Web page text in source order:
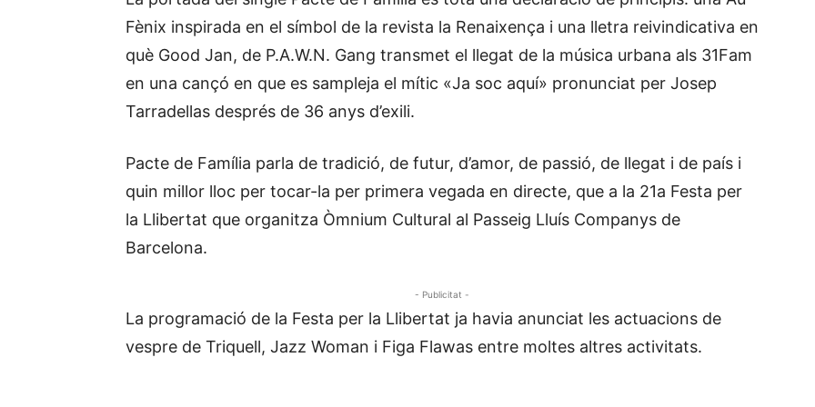
Fènix inspirada en el símbol de la revista la Renaixença i una lletra reivindicativa en
què Good Jan, de P.A.W.N. Gang transmet el llegat de la música urbana als 31Fam
en una cançó en que es sampleja el mític «Ja soc aquí» pronunciat per Josep
Tarradellas després de 36 anys d’exili.
Pacte de Família parla de tradició, de futur, d’amor, de passió, de llegat i de país i
quin millor lloc per tocar-la per primera vegada en directe, que a la 21a Festa per
la Llibertat que organitza Òmnium Cultural al Passeig Lluís Companys de
Barcelona.
- Publicitat -
La programació de la Festa per la Llibertat ja havia anunciat les actuacions de
vespre de Triquell, Jazz Woman i Figa Flawas entre moltes altres activitats.